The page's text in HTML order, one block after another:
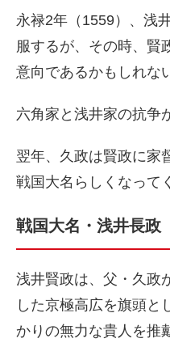
永禄2年（1559）、浅
服するが、その時、賢
意向であるかもしれな
六角家と浅井家の抗争
翌年、久政は賢政に家
戦国大名らしくなって
戦国大名・浅井長政
浅井賢政は、父・久政
した京極高広を旗頭と
かりの無力な貴人を推